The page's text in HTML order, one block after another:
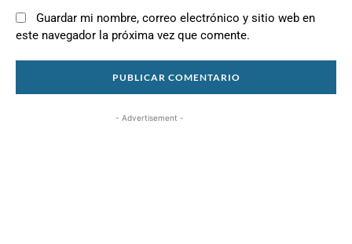
Guardar mi nombre, correo electrónico y sitio web en
este navegador la próxima vez que comente.
- Advertisement -